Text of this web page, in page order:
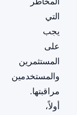
التي
يجب
على
المستثمرين
والمستخدمين
مراقبتها.
أولاً،